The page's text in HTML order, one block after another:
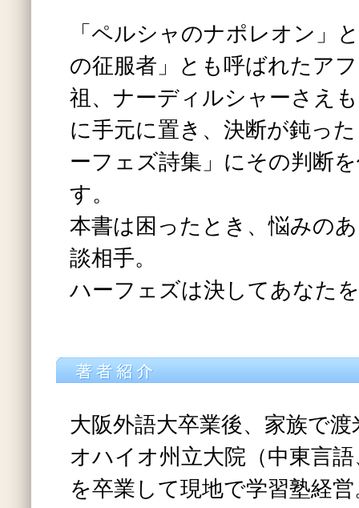
「ペルシャのナポレオン」
の征服者」とも呼ばれたア
祖、ナーディルシャーさえ
に手元に置き、決断が鈍っ
ーフェズ詩集」にその判断
す。
本書は困ったとき、悩みの
談相手。
ハーフェズは決してあなた
大阪外語大卒業後、家族で渡
オハイオ州立大院（中東言
を卒業して現地で学習塾経営